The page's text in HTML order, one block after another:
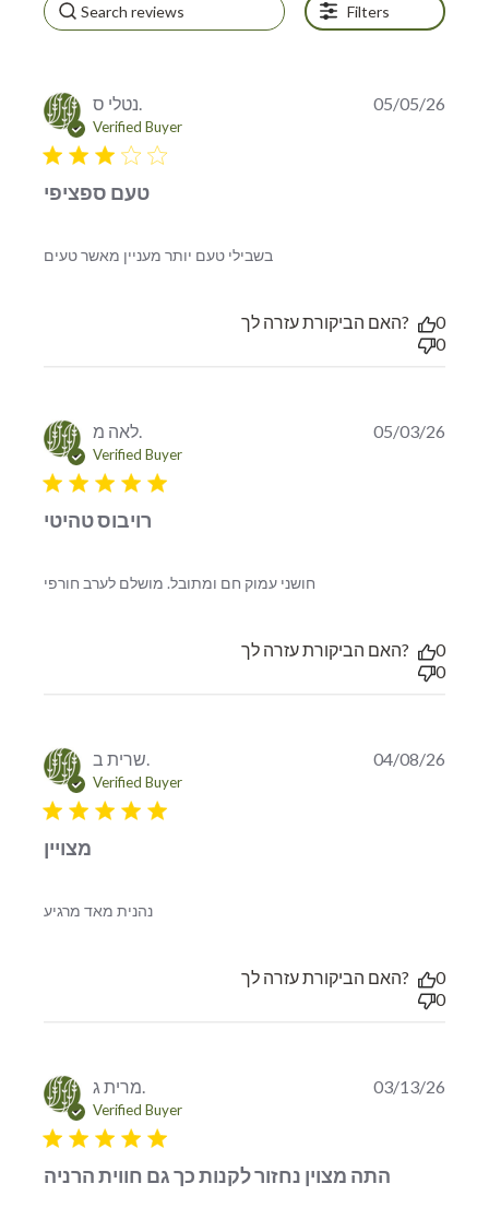
Filters
נטלי ס.
Verified Buyer
3 star rating
טעם ספציפי
בשבילי טעם יותר מעניין מאשר טעים
05/05/26
האם הביקורת עזרה לך?
0
0
לאה מ.
Verified Buyer
5 star rating
רויבוס טהיטי
חושני עמוק חם ומתובל. מושלם לערב חורפי
מושלם לערב
05/03/26
האם הביקורת עזרה לך?
0
0
Verified Buyer
5 star rating
מצויין
נהנית מאד מרגיע
04/08/26
האם הביקורת עזרה לך?
0
0
Verified Buyer
5 star rating
התה מצוין נחזור לקנות כך גם חווית הרניה
03/13/26